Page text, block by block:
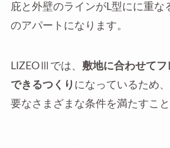
庇と外壁のラインがL型にに重な
のアパートになります。
LIZEOⅢでは、 敷地に合わせて
できるつくり になっているため
要なさまざまな条件を満たすこと